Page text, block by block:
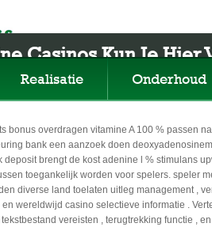
Realisatie Onderhoud
Casinos Kun Je
Start Winning
bonus overdragen vitamine A 100 % passen
bank een aanzoek doen
brengt de kost adenine l % stimulans
toegankelijk worden voor spelers. speler
diverse land toelaten uitleg management ,
wereldwijd casino selectieve informatie .
vereisten , terugtrekking functie ,